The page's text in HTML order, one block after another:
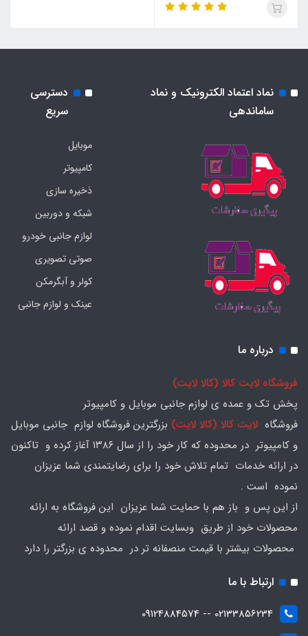
نماد اعتماد الکترونیک و نماد
ساماندهی
دسترسی
سریع
موبایل
کامپیوتر
ذخیره سازی
شبکه و دوربین
لوازم جانبی خودرو
صوتی تصویری
کولر و آبگرمکن
عینک و لوازم جانبی
درباره ما
فروشگاه لایت کالا (کالا لایت)
پخش تک و عمده ی لوازم جانبی موبایل و کامپیوتر
فروشگاه لایت کالا (کالا لایت) بزرگترین فروشگاه لوازم جانبی موبایل
و کامپیوتر در محدوده که کار خود را از سال ۱۳۸۶ آغاز کرده و تاکنون
در ارائه خدمات تمام تلاش خود را برای رضایتمندی شما عزیزان
نموده است .
از این پس و باز هم با حمایت شما عزیزان این فروشگاه به ارائه
محصولات خود از طریق وبسایت اقدام نموده و قصد ارائه
محصولات بیشتر با قیمت منصفانه تر در محدوده ی بزرگتر را دارد
ارتباط با ما
02133856234 -- 09124884574